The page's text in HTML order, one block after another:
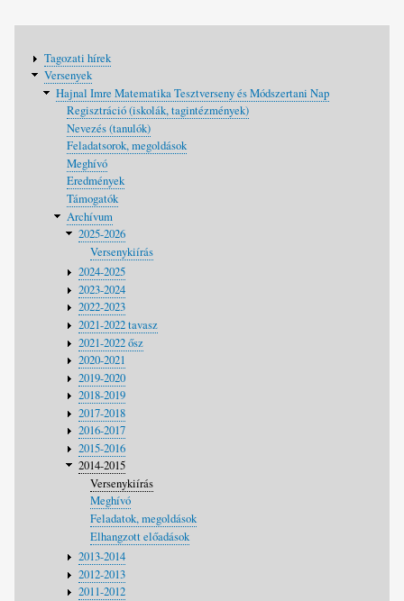
navigáció
Tagozati hírek
Versenyek
Hajnal Imre Matematika Tesztverseny és Módszertani Nap
Regisztráció (iskolák, tagintézmények)
Nevezés (tanulók)
Feladatsorok, megoldások
Meghívó
Eredmények
Támogatók
Archívum
2025-2026
Versenykiírás
2024-2025
2023-2024
2022-2023
2021-2022 tavasz
2021-2022 ősz
2020-2021
2019-2020
2018-2019
2017-2018
2016-2017
2015-2016
2014-2015
Versenykiírás
Meghívó
Feladatok, megoldások
Elhangzott előadások
2013-2014
2012-2013
2011-2012